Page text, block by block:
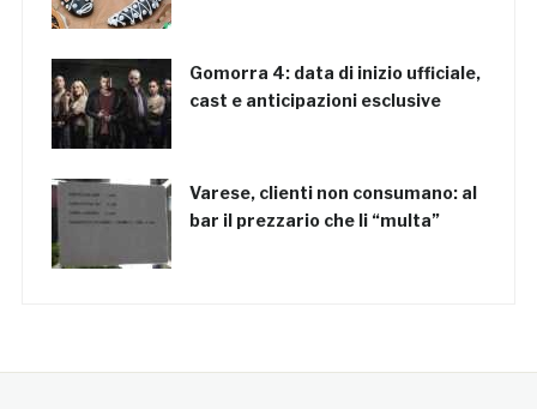
Gomorra 4: data di inizio ufficiale,
cast e anticipazioni esclusive
Varese, clienti non consumano: al
bar il prezzario che li “multa”